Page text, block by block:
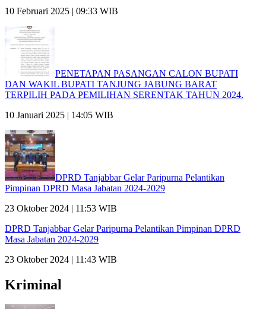
10 Februari 2025 | 09:33 WIB
PENETAPAN PASANGAN CALON BUPATI
DAN WAKIL BUPATI TANJUNG JABUNG BARAT
TERPILIH PADA PEMILIHAN SERENTAK TAHUN 2024.
10 Januari 2025 | 14:05 WIB
DPRD Tanjabbar Gelar Paripurna Pelantikan
Pimpinan DPRD Masa Jabatan 2024-2029
23 Oktober 2024 | 11:53 WIB
DPRD Tanjabbar Gelar Paripurna Pelantikan Pimpinan DPRD
Masa Jabatan 2024-2029
23 Oktober 2024 | 11:43 WIB
Kriminal